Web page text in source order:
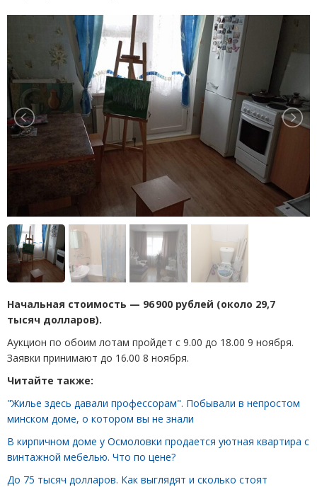
Начальная стоимость — 96 900 рублей (около 29,7
тысяч долларов).
Аукцион по обоим лотам пройдет с 9.00 до 18.00 9 ноября.
Заявки принимают до 16.00 8 ноября.
Читайте также:
"Жилье здесь давали профессорам". Побывали в непростом
минском доме, о котором вы не знали
В кирпичном доме у Осмоловки продается уютная квартира с
винтажной мебелью. Что по цене?
До 75 тысяч долларов. Как выглядят и сколько стоят